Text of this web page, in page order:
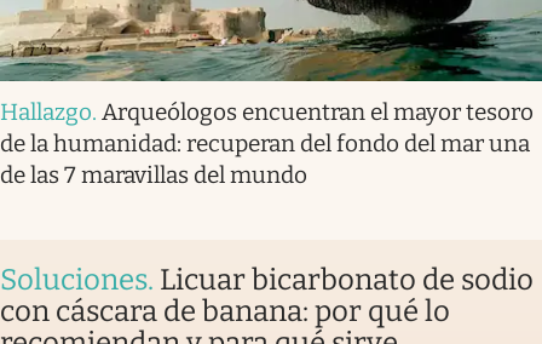
Hallazgo. Arqueólogos encuentran el mayor tesoro
de la humanidad: recuperan del fondo del mar una
de las 7 maravillas del mundo
Soluciones. Licuar bicarbonato de sodio
con cáscara de banana: por qué lo